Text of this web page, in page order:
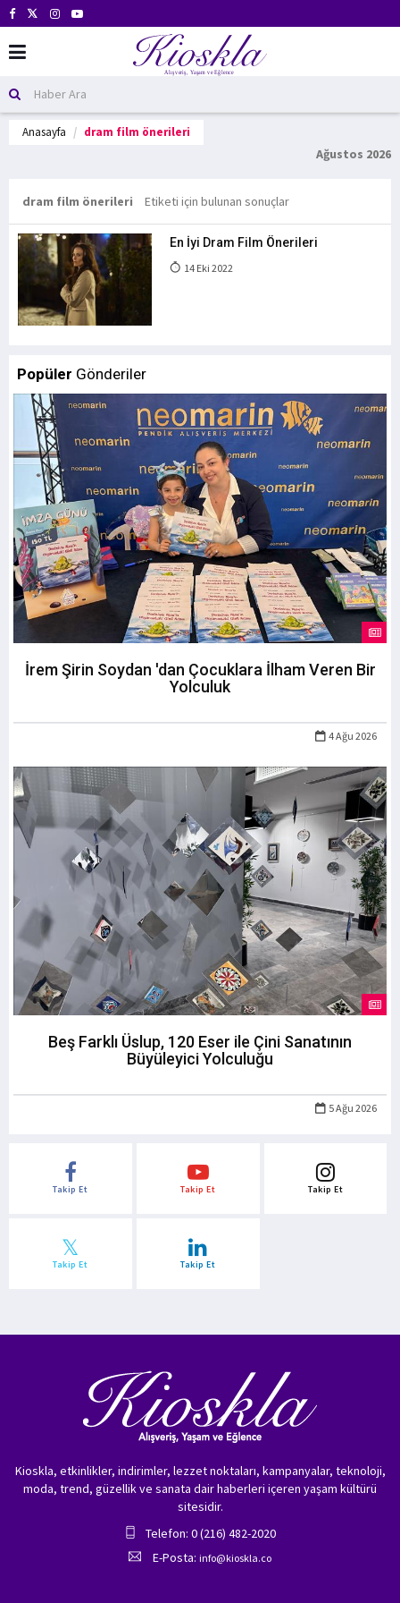
Anasayfa dram film önerileri
Ağustos 2026
dram film önerileri Etiketi için bulunan sonuçlar
En İyi Dram Film Önerileri
14 Eki 2022
Popüler Gönderiler
İrem Şirin Soydan 'dan Çocuklara İlham Veren Bir
Yolculuk
4 Ağu 2026
Beş Farklı Üslup, 120 Eser ile Çini Sanatının
Büyüleyici Yolculuğu
5 Ağu 2026
Takip Et Takip Et Takip Et
Takip Et Takip Et
Kioskla, etkinlikler, indirimler, lezzet noktaları, kampanyalar, teknoloji,
moda, trend, güzellik ve sanata dair haberleri içeren yaşam kültürü
sitesidir.
Telefon: 0 (216) 482-2020
E-Posta: info@kioskla.co